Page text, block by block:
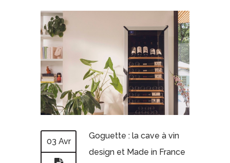
03 Avr
Goguette : la cave à vin
design et Made in France